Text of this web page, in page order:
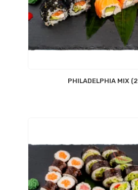
PHILADELPHIA MIX